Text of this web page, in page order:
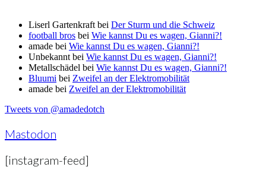
Liserl Gartenkraft bei Der Sturm und die Schweiz
football bros bei Wie kannst Du es wagen, Gianni?!
amade bei Wie kannst Du es wagen, Gianni?!
Unbekannt bei Wie kannst Du es wagen, Gianni?!
Metallschädel bei Wie kannst Du es wagen, Gianni?!
Bluumi bei Zweifel an der Elektromobilität
amade bei Zweifel an der Elektromobilität
Tweets von @amadedotch
Mastodon
[instagram-feed]